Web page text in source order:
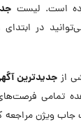
است. لیست
در
از جدیدترین
تمامی
جاب ویژن مراجعه